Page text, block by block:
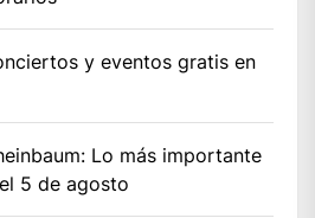
y eventos gratis en
Lo más importante
5 de agosto